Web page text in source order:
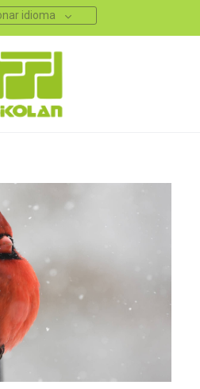
idioma